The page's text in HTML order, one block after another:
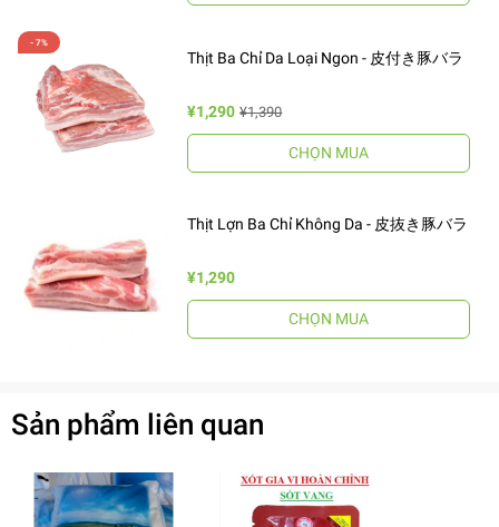
Thịt Ba Chỉ Da Loại Ngon - 皮付き豚バラ
¥1,290 ¥1,390
CHỌN MUA
Thịt Lợn Ba Chỉ Không Da - 皮抜き豚バラ
¥1,290
CHỌN MUA
Sản phẩm liên quan